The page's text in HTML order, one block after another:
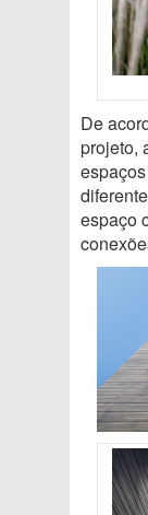
De
projeto,
espaço